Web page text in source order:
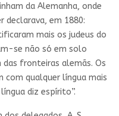
da Alemanha, onde
declarava, em 1880:
mais os judeus do
se não só em solo
fronteiras alemãs. Os
com qualquer língua mais
diz espírito”.